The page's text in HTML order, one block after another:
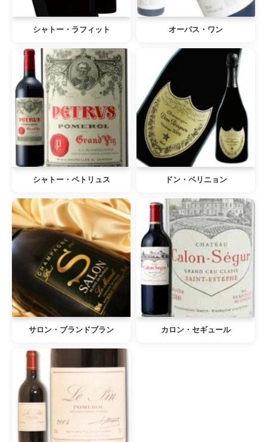
シャトー・ラフィット オーパス・ワン
シャトー・ペトリュス ドン・ペリニョン
サロン・ブランドブラン カロン・セギュール